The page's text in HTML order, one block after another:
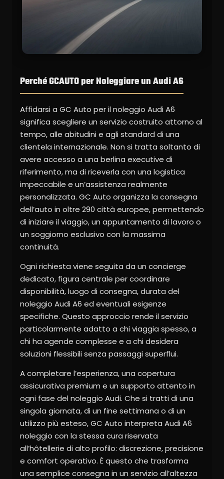
Perché GCAUTO per Noleggiare un Audi A6
Affidarsi a GC Auto per il noleggio Audi A6
significa scegliere un servizio costruito attorno al
tempo, alle abitudini e agli standard di una
clientela internazionale. Non si tratta soltanto di
avere accesso a una berlina executive di
riferimento, ma di riceverla con una logistica
impeccabile e un’assistenza realmente
personalizzata. GC Auto organizza la consegna
dell’auto in oltre 290 città europee, permettendo
di iniziare il viaggio, un appuntamento di lavoro o
un soggiorno esclusivo con la massima
continuità.
Ogni richiesta viene seguita da un concierge
dedicato, figura centrale per coordinare
disponibilità, luogo di consegna, durata del
noleggio Audi A6 ed eventuali esigenze
specifiche. Questo approccio rende il servizio
particolarmente adatto a chi viaggia spesso, a
chi ha agende complesse e a chi desidera
soluzioni flessibili senza passaggi superflui.
A completare l’esperienza, una copertura
assicurativa premium e un supporto attento in
ogni fase del noleggio Audi. Che si tratti di una
singola giornata, di un fine settimana o di un
utilizzo più esteso, GC Auto interpreta Audi A6
noleggio con la stessa cura riservata
all’hôtellerie di alto profilo: discrezione, precisione
e comfort operativo. È questo che trasforma
una semplice consegna in un servizio all’altezza